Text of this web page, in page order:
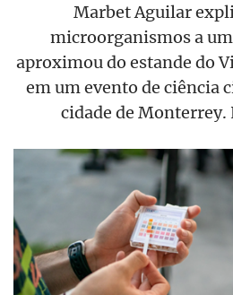
Marbet Aguilar
microorganismos a
aproximou do estande do
em um evento de ciência
cidade de Monterrey.